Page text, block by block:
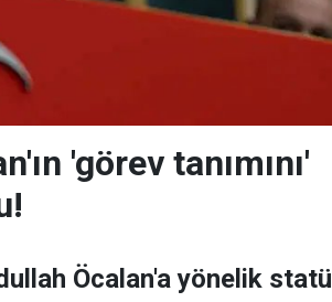
'görev tanımını'
Öcalan'a yönelik statü